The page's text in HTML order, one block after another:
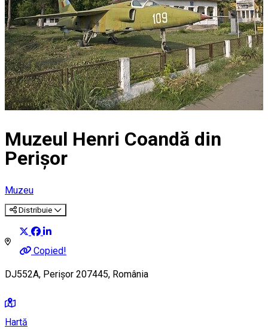
Muzeul Henri Coandă din
Perișor
Muzeu
Distribuie
Copied!
DJ552A, Perișor 207445, România
Hartă